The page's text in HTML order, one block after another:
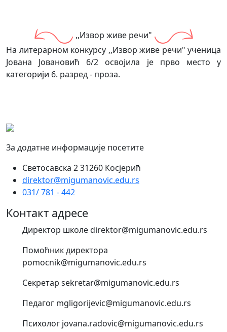
,,Извор живе речи"
На литерарном конкурсу ,,Извор живе речи" ученица
Јована Јовановић 6/2 освојила је прво место у
категорији 6. разред - проза.
За додатне информације посетите
Светосавска 2 31260 Косјерић
direktor@migumanovic.edu.rs
031/ 781 - 442
Контакт адресе
Директор школе direktor@migumanovic.edu.rs
Помоћник директора
pomocnik@migumanovic.edu.rs
Секретар sekretar@migumanovic.edu.rs
Педагог mgligorijevic@migumanovic.edu.rs
Психолог jovana.radovic@migumanovic.edu.rs